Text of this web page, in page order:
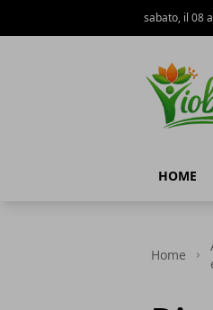
sabato, il 08
HOME
Home